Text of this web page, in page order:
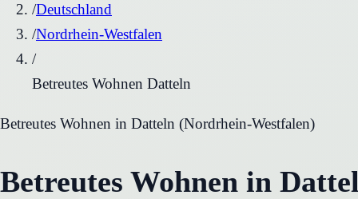
/Deutschland
/Nordrhein-Westfalen
/
Betreutes Wohnen Datteln
Betreutes Wohnen in Datteln (Nordrhein-Westfalen)
Betreutes Wohnen in